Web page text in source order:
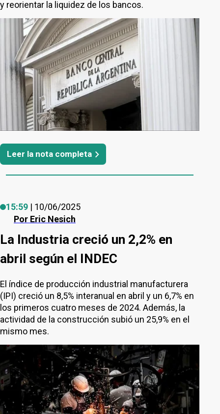
y reorientar la liquidez de los bancos.
Leer la nota completa
Por Eric Nesich
15:59 | 10/06/2025
La Industria creció un 2,2% en
abril según el INDEC
El índice de producción industrial manufacturera
(IPI) creció un 8,5% interanual en abril y un 6,7% en
los primeros cuatro meses de 2024. Además, la
actividad de la construcción subió un 25,9% en el
mismo mes.